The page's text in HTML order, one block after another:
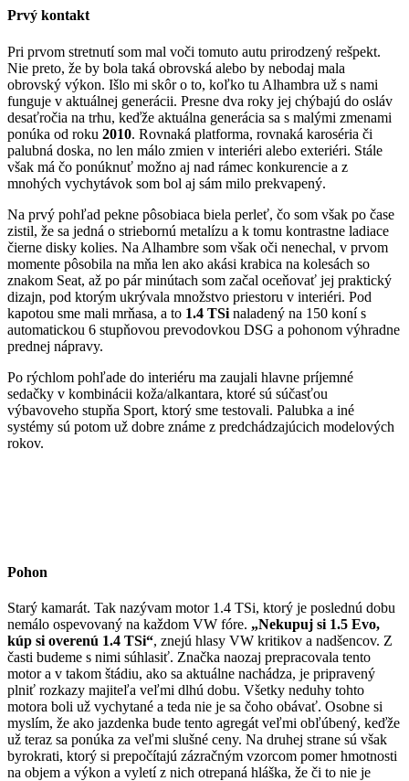
Prvý kontakt
Pri prvom stretnutí som mal voči tomuto autu prirodzený rešpekt.
Nie preto, že by bola taká obrovská alebo by nebodaj mala
obrovský výkon. Išlo mi skôr o to, koľko tu Alhambra už s nami
funguje v aktuálnej generácii. Presne dva roky jej chýbajú do osláv
desaťročia na trhu, keďže aktuálna generácia sa s malými zmenami
ponúka od roku 2010. Rovnaká platforma, rovnaká karoséria či
palubná doska, no len málo zmien v interiéri alebo exteriéri. Stále
však má čo ponúknuť možno aj nad rámec konkurencie a z
mnohých vychytávok som bol aj sám milo prekvapený.
Na prvý pohľad pekne pôsobiaca biela perleť, čo som však po čase
zistil, že sa jedná o striebornú metalízu a k tomu kontrastne ladiace
čierne disky kolies. Na Alhambre som však oči nenechal, v prvom
momente pôsobila na mňa len ako akási krabica na kolesách so
znakom Seat, až po pár minútach som začal oceňovať jej praktický
dizajn, pod ktorým ukrývala množstvo priestoru v interiéri. Pod
kapotou sme mali mrňasa, a to 1.4 TSi naladený na 150 koní s
automatickou 6 stupňovou prevodovkou DSG a pohonom výhradne
prednej nápravy.
Po rýchlom pohľade do interiéru ma zaujali hlavne príjemné
sedačky v kombinácii koža/alkantara, ktoré sú súčasťou
výbavoveho stupňa Sport, ktorý sme testovali. Palubka a iné
systémy sú potom už dobre známe z predchádzajúcich modelových
rokov.
Pohon
Starý kamarát. Tak nazývam motor 1.4 TSi, ktorý je poslednú dobu
nemálo ospevovaný na každom VW fóre. „Nekupuj si 1.5 Evo,
kúp si overenú 1.4 TSi“, znejú hlasy VW kritikov a nadšencov. Z
časti budeme s nimi súhlasiť. Značka naozaj prepracovala tento
motor a v takom štádiu, ako sa aktuálne nachádza, je pripravený
plniť rozkazy majiteľa veľmi dlhú dobu. Všetky neduhy tohto
motora boli už vychytané a teda nie je sa čoho obávať. Osobne si
myslím, že ako jazdenka bude tento agregát veľmi obľúbený, keďže
už teraz sa ponúka za veľmi slušné ceny. Na druhej strane sú však
byrokrati, ktorý si prepočítajú zázračným vzorcom pomer hmotnosti
na objem a výkon a vyletí z nich otrepaná hláška, že či to nie je